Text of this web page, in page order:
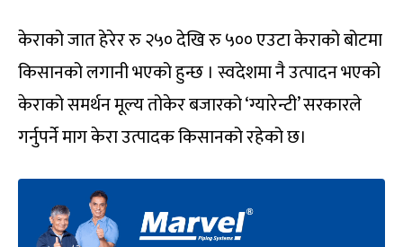
केराको जात हेरेर रु २५० देखि रु ५०० एउटा केराको बोटमा
किसानको लगानी भएको हुन्छ । स्वदेशमा नै उत्पादन भएको
केराको समर्थन मूल्य तोकेर बजारको ‘ग्यारेन्टी’ सरकारले
गर्नुपर्ने माग केरा उत्पादक किसानको रहेको छ।